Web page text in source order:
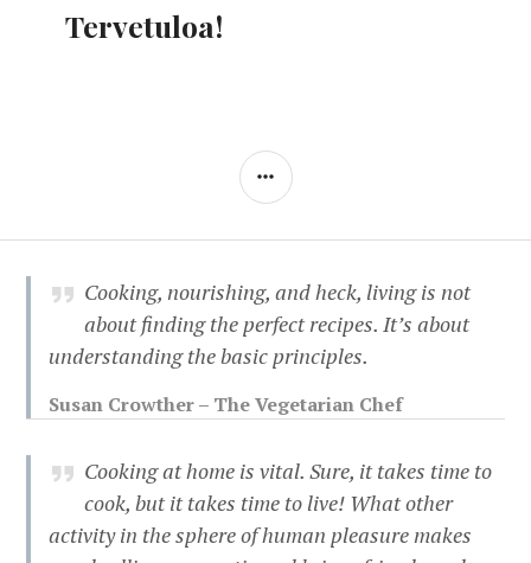
Tervetuloa!
SIDEBAR
Cooking, nourishing, and heck, living is not
about finding the perfect recipes. It’s about
understanding the basic principles.
Susan Crowther – The Vegetarian Chef
Cooking at home is vital. Sure, it takes time to
cook, but it takes time to live! What other
activity in the sphere of human pleasure makes